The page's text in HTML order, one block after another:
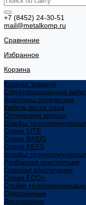
+7 (8452) 24-30-51
mail@metalkomp.ru
Сравнение
Избранное
Корзина
Каталог товаров
Структурированная
Адаптеры оптические
Кабель витая пара
Оптические кроссы
Шкафы
Cерия LITE
Cерия BASIS
Cерия KEYS
Шкафы
Разборная конструкция
Сварная конструкция
Серия ECO+
Стойки
Однорамные
Двухрамные